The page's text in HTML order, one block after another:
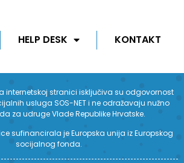
HELP DESK KONTAKT
internetskoj stranici isključiva su odgovornost
usluga SOS-NET i ne odražavaju nužno
za udruge Vlade Republike Hrvatske.
sufinancirala je Europska unija iz Europskog
socijalnog fonda.